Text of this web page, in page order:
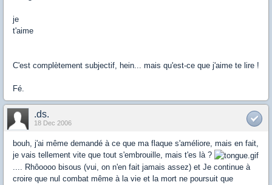
je
t'aime
C'est complètement subjectif, hein... mais qu'est-ce que j'aime te lire !
Fé.
.ds.
18 Dec 2006
bouh, j'ai même demandé à ce que ma flaque s'améliore, mais en fait,
je vais tellement vite que tout s'embrouille, mais t'es là ?
.... Rhôoooo bisous (vui, on n'en fait jamais assez) et Je continue à
croire que nul combat même à la vie et la mort ne poursuit que